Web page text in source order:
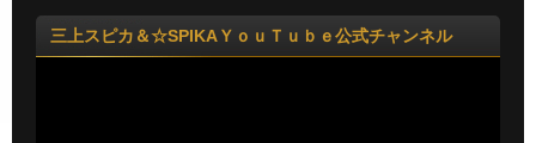
三上スピカ＆☆SPIKAＹｏｕＴｕｂｅ公式チャンネル